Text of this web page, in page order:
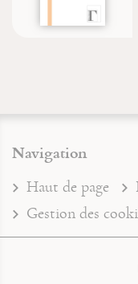
Navigation
Haut de page
Gestion des